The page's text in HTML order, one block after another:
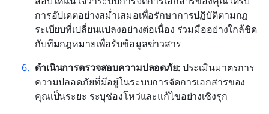
การอัปเดตอย่างสม่ำเสมอเพื่อรักษาการปฏิบัติตามกฎ
ระเบียบที่เปลี่ยนแปลงอย่างต่อเนื่อง ร่วมมืออย่างใกล้ชิด
กับทีมกฎหมายเพื่อรับข้อมูลข่าวสาร
ดำเนินการตรวจสอบความปลอดภัย: ประเมินมาตรการ
ความปลอดภัยที่มีอยู่ในระบบการจัดการเอกสารของ
คุณเป็นระยะ ระบุช่องโหว่และแก้ไขอย่างเชิงรุก